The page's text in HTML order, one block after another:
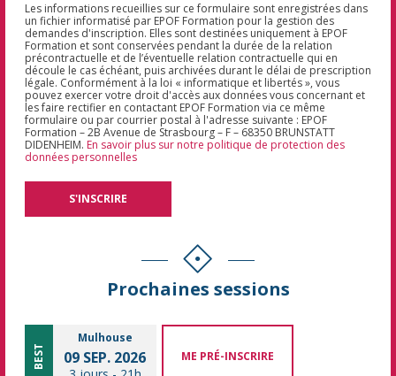
Les informations recueillies sur ce formulaire sont enregistrées dans
un fichier informatisé par EPOF Formation pour la gestion des
demandes d'inscription. Elles sont destinées uniquement à EPOF
Formation et sont conservées pendant la durée de la relation
précontractuelle et de l’éventuelle relation contractuelle qui en
découle le cas échéant, puis archivées durant le délai de prescription
légale. Conformément à la loi « informatique et libertés », vous
pouvez exercer votre droit d'accès aux données vous concernant et
les faire rectifier en contactant EPOF Formation via ce même
formulaire ou par courrier postal à l'adresse suivante : EPOF
Formation – 2B Avenue de Strasbourg – F – 68350 BRUNSTATT
DIDENHEIM. En savoir plus sur notre politique de protection des
données personnelles
Prochaines sessions
BEST
Mulhouse
09 SEP. 2026 ME PRÉ-INSCRIRE